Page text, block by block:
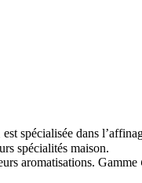
spécialisée dans
spécialités maison.
aromatisations. Gamme